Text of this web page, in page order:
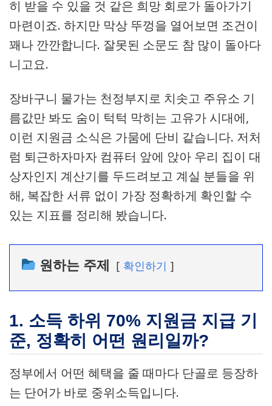
히 받을 수 있을 것 같은 희망 회로가 돌아가기
마련이죠. 하지만 막상 뚜껑을 열어보면 조건이
꽤나 깐깐합니다. 잘못된 소문도 참 많이 돌아다
니고요.
장바구니 물가는 천정부지로 치솟고 주유소 기
름값만 봐도 숨이 턱턱 막히는 고유가 시대에,
이런 지원금 소식은 가뭄에 단비 같습니다. 저처
럼 퇴근하자마자 컴퓨터 앞에 앉아 우리 집이 대
상자인지 계산기를 두드려보고 계실 분들을 위
해, 복잡한 서류 없이 가장 정확하게 확인할 수
있는 지표를 정리해 봤습니다.
원하는 주제 확인하기
1. 소득 하위 70% 지원금 지급 기
준, 정확히 어떤 원리일까?
정부에서 어떤 혜택을 줄 때마다 단골로 등장하
는 단어가 바로 중위소득입니다.